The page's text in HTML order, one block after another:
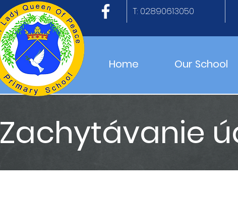
Home Our School
T: 02890613050
Zachytávanie